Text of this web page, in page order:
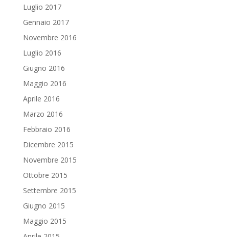
Luglio 2017
Gennaio 2017
Novembre 2016
Luglio 2016
Giugno 2016
Maggio 2016
Aprile 2016
Marzo 2016
Febbraio 2016
Dicembre 2015
Novembre 2015
Ottobre 2015
Settembre 2015
Giugno 2015
Maggio 2015